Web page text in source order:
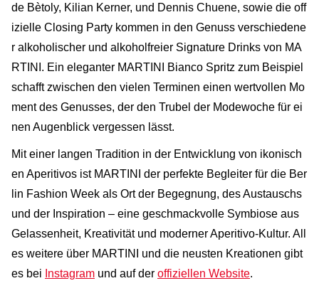
de Bètoly, Kilian Kerner, und Dennis Chuene, sowie die off
izielle Closing Party kommen in den Genuss verschiedene
r alkoholischer und alkoholfreier Signature Drinks von MA
RTINI. Ein eleganter MARTINI Bianco Spritz zum Beispiel
schafft zwischen den vielen Terminen einen wertvollen Mo
ment des Genusses, der den Trubel der Modewoche für ei
nen Augenblick vergessen lässt.
Mit einer langen Tradition in der Entwicklung von ikonisch
en Aperitivos ist MARTINI der perfekte Begleiter für die Ber
lin Fashion Week als Ort der Begegnung, des Austauschs
und der Inspiration – eine geschmackvolle Symbiose aus
Gelassenheit, Kreativität und moderner Aperitivo-Kultur. All
es weitere über MARTINI und die neusten Kreationen gibt
es bei Instagram und auf der offiziellen Website.